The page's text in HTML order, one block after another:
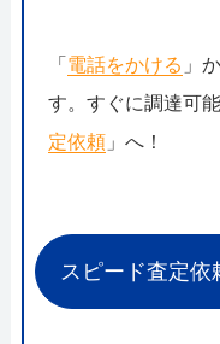
「 電話をかける 」
す。すぐに調達可
定依頼」へ！
スピード査定依